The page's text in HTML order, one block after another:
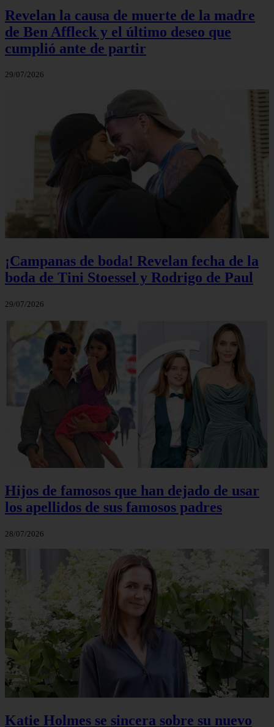
Revelan la causa de muerte de la madre
de Ben Affleck y el último deseo que
cumplió ante de partir
29/07/2026
¡Campanas de boda! Revelan fecha de la
boda de Tini Stoessel y Rodrigo de Paul
29/07/2026
Hijos de famosos que han dejado de usar
los apellidos de sus famosos padres
28/07/2026
Katie Holmes se sincera sobre su nuevo